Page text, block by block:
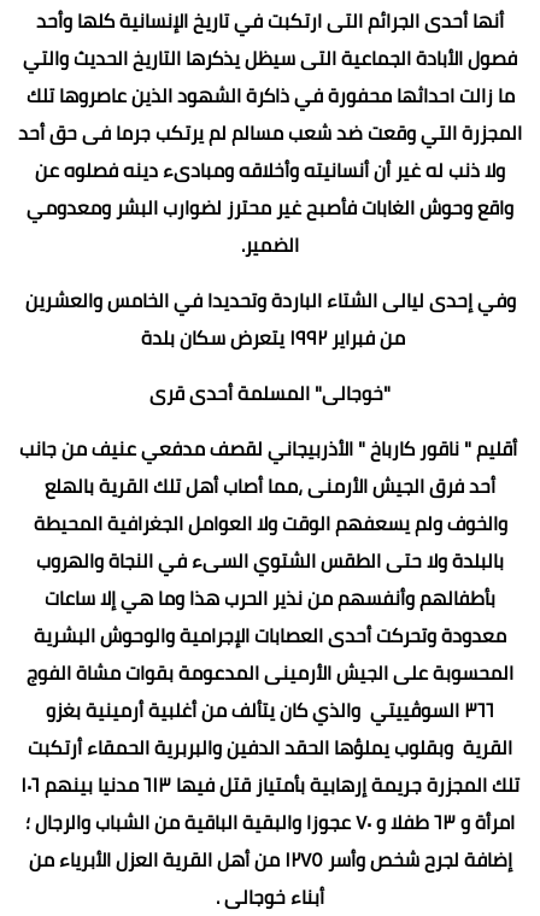
أنها أحدى الجرائم التى ارتكبت في تاريخ الإنسانية كلها وأحد
فصول الأبادة الجماعية التى سيظل يذكرها التاريخ الحديث والتي
ما زالت احداثها محفورة في ذاكرة الشهود الذين عاصروها تلك
المجزرة التي وقعت ضد شعب مسالم لم يرتكب جرما فى حق أحد
ولا ذنب له غير أن أنسانيته وأخلاقه ومبادىء دينه فصلوه عن
واقع وحوش الغابات فأصبح غير محترز لضوارب البشر ومعدومي
الضمير.
وفي إحدى ليالى الشتاء الباردة وتحديدا في الخامس والعشرين
من فبراير ١٩٩٢ يتعرض سكان بلدة
"خوجالى" المسلمة أحدى قرى
أقليم " ناقور كارباخ " الأذربيجاني لقصف مدفعي عنيف من جانب
أحد فرق الجيش الأرمنى ،مما أصاب أهل تلك القرية بالهلع
والخوف ولم يسعفهم الوقت ولا العوامل الجغرافية المحيطة
بالبلدة ولا حتى الطقس الشتوي السىء في النجاة والهروب
بأطفالهم وأنفسهم من نذير الحرب هذا وما هي إلا ساعات
معدودة وتحركت أحدى العصابات الإجرامية والوحوش البشرية
المحسوبة على الجيش الأرمينى المدعومة بقوات مشاة الفوج
٣٦٦ السوڤييتي والذي كان يتألف من أغلبية أرمينية بغزو
القرية وبقلوب يملؤها الحقد الدفين والبربرية الحمقاء أرتكبت
تلك المجزرة جريمة إرهابية بأمتياز قتل فيها ٦١٣ مدنيا بينهم ١٠٦
امرأة و ٦٣ طفلا و ٧٠ عجوزا والبقية الباقية من الشباب والرجال ؛
إضافة لجرح شخص وأسر ١٢٧٥ من أهل القرية العزل الأبرياء من
أبناء خوجالى .